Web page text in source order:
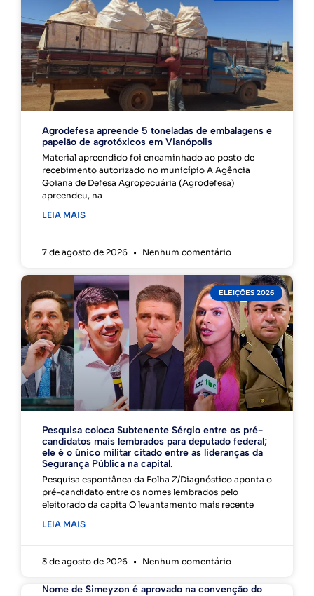
Agrodefesa apreende 5 toneladas de embalagens e
papelão de agrotóxicos em Vianópolis
Material apreendido foi encaminhado ao posto de
recebimento autorizado no município A Agência
Goiana de Defesa Agropecuária (Agrodefesa)
apreendeu, na
LEIA MAIS
7 de agosto de 2026 Nenhum comentário
ELEIÇÕES 2026
Pesquisa coloca Subtenente Sérgio entre os pré-
candidatos mais lembrados para deputado federal;
ele é o único militar citado entre as lideranças da
Segurança Pública na capital.
Pesquisa espontânea da Folha Z/Diagnóstico aponta o
pré-candidato entre os nomes lembrados pelo
eleitorado da capita O levantamento mais recente
LEIA MAIS
3 de agosto de 2026 Nenhum comentário
Nome de Simeyzon é aprovado na convenção do